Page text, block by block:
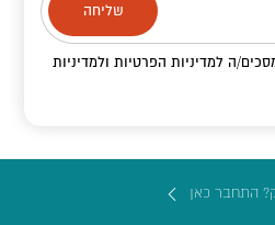
הלמדיניות הפרטיות ולמדיניות
התחבר כאן